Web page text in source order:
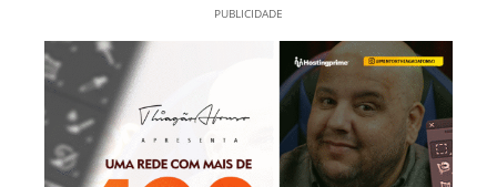
PUBLICIDADE